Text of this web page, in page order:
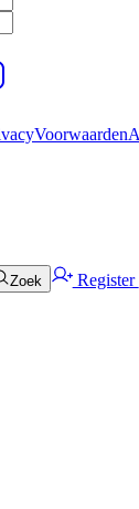
Voorwaarden
Zoek Register